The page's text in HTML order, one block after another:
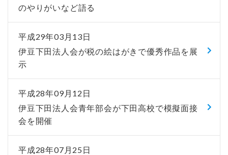
のやりがいなど語る
平成29年03月13日
伊豆下田法人会が税の絵はがきで優秀作品を展
示
平成28年09月12日
伊豆下田法人会青年部会が下田高校で模擬面接
会を開催
平成28年07月25日